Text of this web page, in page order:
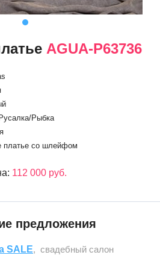
AGUA-P63736
Рыбка
платье со шлейфом
112 000 руб.
предложения
SALE, свадебный салон